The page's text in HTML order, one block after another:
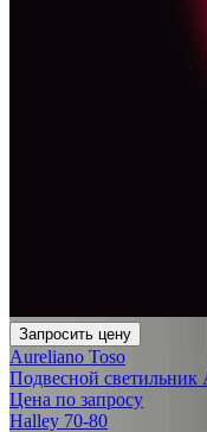
Запросить цену
Aureliano Toso
Подвесной светильник
Цена по запросу
Halley 70-80